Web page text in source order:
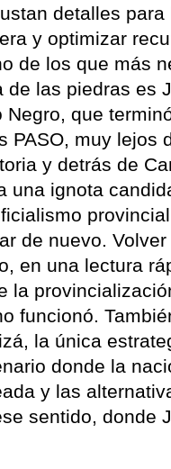
detalles para
y optimizar
de los que más
de las piedras es
Negro, que
PASO, muy lejos
y detrás de
una ignota
de nuevo.
en una lectura
la
funcionó.
la única
donde la
y las
sentido, donde